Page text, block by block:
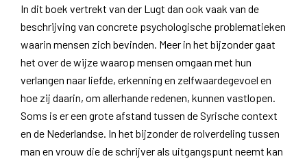
In dit boek vertrekt van der Lugt dan ook vaak van de
beschrijving van concrete psychologische problematieken
waarin mensen zich bevinden. Meer in het bijzonder gaat
het over de wijze waarop mensen omgaan met hun
verlangen naar liefde, erkenning en zelfwaardegevoel en
hoe zij daarin, om allerhande redenen, kunnen vastlopen.
Soms is er een grote afstand tussen de Syrische context
en de Nederlandse. In het bijzonder de rolverdeling tussen
man en vrouw die de schrijver als uitgangspunt neemt kan